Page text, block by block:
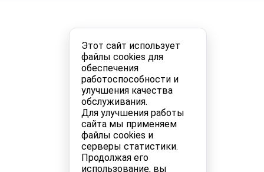
Этот сайт использует
файлы cookies для
обеспечения
работоспособности и
улучшения качества
обслуживания.
Для улучшения работы
сайта мы применяем
файлы cookies и
серверы статистики.
Продолжая его
использование, вы